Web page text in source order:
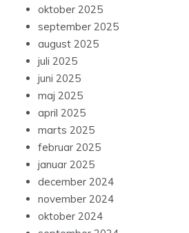
oktober 2025
september 2025
august 2025
juli 2025
juni 2025
maj 2025
april 2025
marts 2025
februar 2025
januar 2025
december 2024
november 2024
oktober 2024